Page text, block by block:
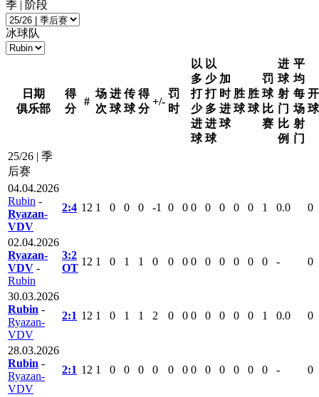
季 | 阶段
冰球队
日期
俱乐部
得
分
#
场
次
进
球
传
球
得
分
+/-
罚
时
以
多
打
少
进
球
以
少
打
多
进
球
加
时
进
球
胜
球
胜
球
罚
球
比
赛
进
球
射
门
比
例
平
均
每
场
射
门
开
球
25/26 | 季
后赛
04.04.2026
Rubin -
Ryazan-
VDV
2:4 12 1 0 0 0 -1 0 0 0 0 0 0 0 1 0.0 0
02.04.2026
Ryazan-
VDV -
Rubin
3:2
ОТ
12 1 0 1 1 0 0 0 0 0 0 0 0 0 - 0
30.03.2026
Rubin -
Ryazan-
VDV
2:1 12 1 0 1 1 2 0 0 0 0 0 0 0 1 0.0 0
28.03.2026
Rubin -
Ryazan-
VDV
2:1 12 1 0 0 0 0 0 0 0 0 0 0 0 0 - 0